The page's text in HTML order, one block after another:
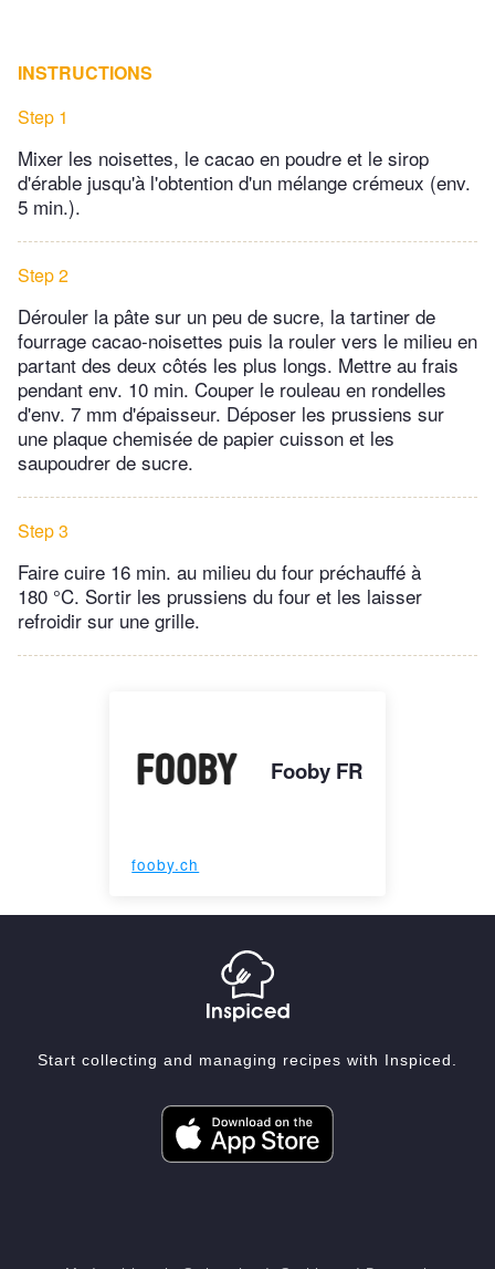
INSTRUCTIONS
Step 1
Mixer les noisettes, le cacao en poudre et le sirop
d'érable jusqu'à l'obtention d'un mélange crémeux (env.
5 min.).
Step 2
Dérouler la pâte sur un peu de sucre, la tartiner de
fourrage cacao-noisettes puis la rouler vers le milieu en
partant des deux côtés les plus longs. Mettre au frais
pendant env. 10 min. Couper le rouleau en rondelles
d'env. 7 mm d'épaisseur. Déposer les prussiens sur
une plaque chemisée de papier cuisson et les
saupoudrer de sucre.
Step 3
Faire cuire 16 min. au milieu du four préchauffé à
180 °C. Sortir les prussiens du four et les laisser
refroidir sur une grille.
Fooby FR
fooby.ch
Start collecting and managing recipes with Inspiced.